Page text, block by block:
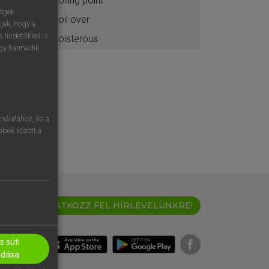
boil over
boisterous
IRATKOZZ FEL HÍRLEVELÜNKRE!
hogy a
hirdetőkkel is
harmadik
és a
között a
süti